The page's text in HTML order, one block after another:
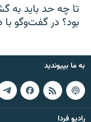
تا چه حد باید به
بود؟ در گفت‌وگو با
به ما بپیوندید
رادیو فردا